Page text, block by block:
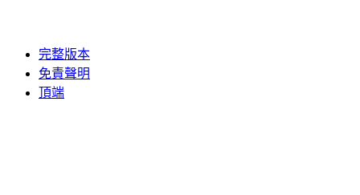
完整版本
免責聲明
頂端